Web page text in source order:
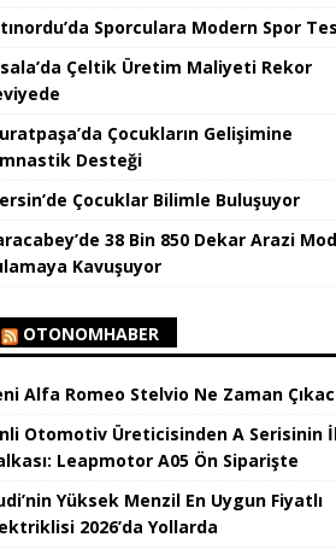
Sporculara Modern Spor
Çeltik Üretim Maliyeti Rekor
Çocukların Gelişimine
Desteği
Çocuklar Bilimle Buluşuyor
38 Bin 850 Dekar Arazi
Kavuşuyor
OTONOMHABER
Alfa Romeo Stelvio Ne Zaman
Otomotiv Üreticisinden A Serisinin
Leapmotor A05 Ön Siparişte
Yüksek Menzil En Uygun Fiyatlı
2026’da Yollarda